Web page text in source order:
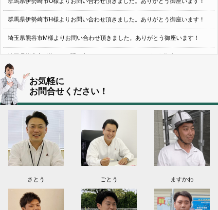
群馬県伊勢崎市H様よりお問い合わせ頂きました。ありがとう御座います！
埼玉県熊谷市M様よりお問い合わせ頂きました。ありがとう御座います！
埼玉県熊谷市S様よりお問い合わせ頂きました。ありがとう御座います！
群馬県伊勢崎市K様よりお問い合わせ頂きました。ありがとう御座います！
東京都葛飾区N様よりお問い合わせ頂きました。ありがとう御座います！
2026.08.03
神奈川県川崎市A様よりお問い合わせ頂きました。ありがとう御座います！
群馬県高崎市E様よりお問い合わせ頂きました。ありがとう御座います！
2026.08.02
東京都練馬区K様よりお問い合わせ頂きました。ありがとう御座います！
お気軽に
お問合せください！
さとう ごとう ますかわ